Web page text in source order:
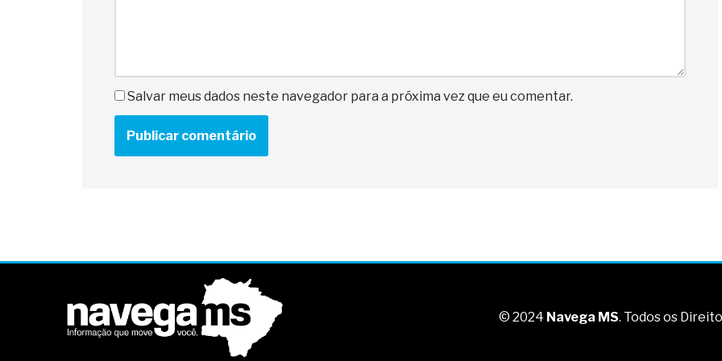
Salvar meus dados neste navegador para a próxima vez que eu comentar.
© 2024 Navega MS. Todos os